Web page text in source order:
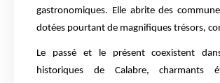
gastronomiques. Elle abrite des
dotées pourtant de magnifiques trésors,
Le passé et le présent coexistent da
historiques de Calabre, charmants